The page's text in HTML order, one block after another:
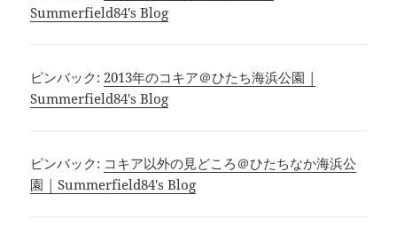
Summerfield84's Blog
ピンバック:2013年のコキア＠ひたち海浜公園 |
Summerfield84's Blog
ピンバック: コキア以外の見どころ＠ひたちなか海浜公
園 | Summerfield84's Blog